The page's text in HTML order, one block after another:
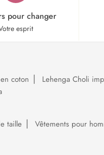
pour changer
esprit
coton Lehenga Choli
taille Vêtements pour